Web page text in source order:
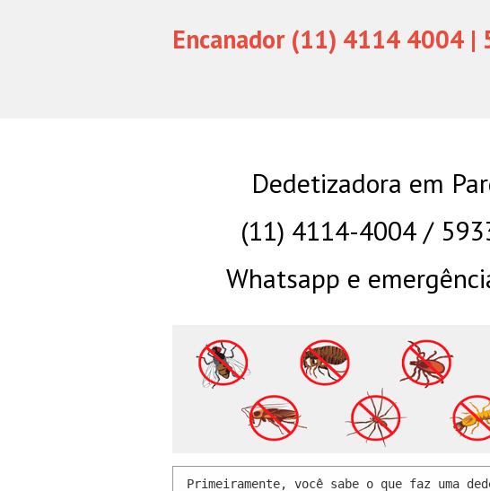
Encanador (11) 4114 4004 |
Dedetizadora em
(11) 4114-4004 /
Whatsapp e
Primeiramente, você sabe o que faz uma